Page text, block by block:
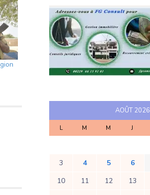
AOÛT 2026
L M M J
3
4 5 6
10
11 12 13